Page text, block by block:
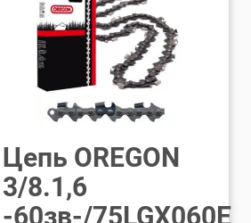
Цепь OREGON
3/8.1,6
-60зв-/75LGХ060Е